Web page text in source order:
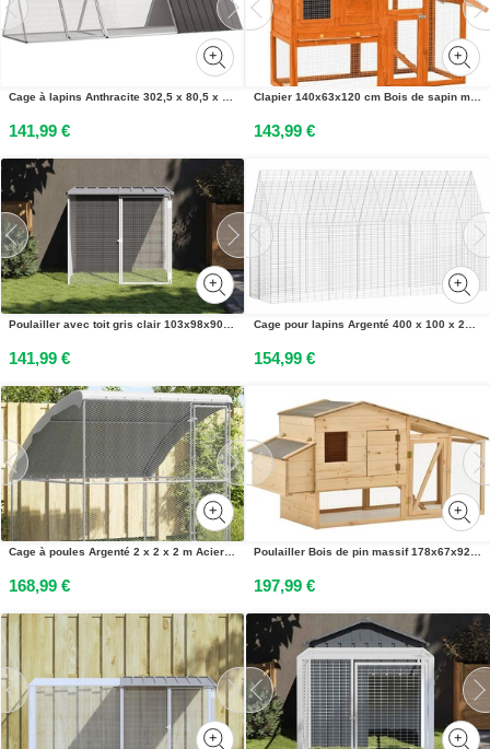
Cage à lapins Anthracite 302,5 x 80,5 x 71 cm Acier galvanisé
141,99 €
Clapier 140x63x120 cm Bois de sapin massif
143,99 €
Poulailler avec toit gris clair 103x98x90 cm acier galvanisé
141,99 €
Cage pour lapins Argenté 400 x 100 x 210 cm Acier galvanisé
154,99 €
Cage à poules Argenté 2 x 2 x 2 m Acier galvanisé
168,99 €
Poulailler Bois de pin massif 178x67x92 cm
197,99 €